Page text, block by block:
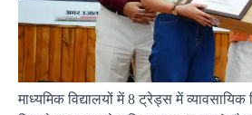
माध्यमिक विद्यालयों में 8 ट्रेड्स में व्यावसायिक